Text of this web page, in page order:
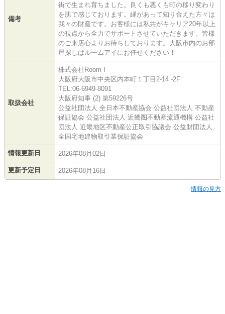
備考
街で生まれ育ちました。良くも悪くも町の移り変わり
を肌で感じております。縁があって知り合えた方々は
我々の財産です。お客様には私共がキャリア20年以上
の視点から全力でサポートさせていただきます。皆様
のご来店心よりお待ちしております。大阪市内のお部
屋探しはルームアイにお任せください！
取扱会社
株式会社Room I
大阪府大阪市中央区内本町１丁目2-14 -2F
TEL:06-6949-8091
大阪府知事 (2) 第59226号
公益社団法人 全日本不動産協会 公益社団法人 不動産
保証協会 公益社団法人 近畿圏不動産流通機構 公益社
団法人 近畿地区不動産公正取引協議会 公益財団法人
全国宅地建物取引業保証協会
情報更新日 2026年08月02日
更新予定日 2026年08月16日
情報の見方